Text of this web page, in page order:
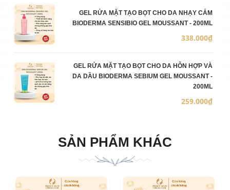
GEL RỬA MẶT TẠO BỌT CHO DA NHẠY CẢM
BIODERMA SENSIBIO GEL MOUSSANT - 200ML
338.000₫
GEL RỬA MẶT TẠO BỌT CHO DA HỖN HỢP VÀ
DA DẦU BIODERMA SEBIUM GEL MOUSSANT -
200ML
259.000₫
SẢN PHẨM KHÁC